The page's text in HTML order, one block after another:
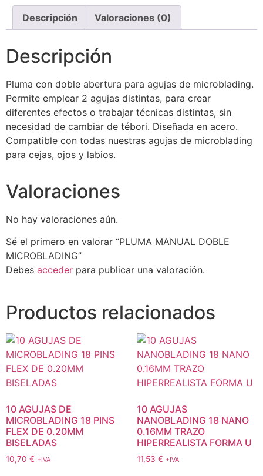
Descripción Valoraciones (0)
Descripción
Pluma con doble abertura para agujas de microblading.
Permite emplear 2 agujas distintas, para crear
diferentes efectos o trabajar técnicas distintas, sin
necesidad de cambiar de tébori. Diseñada en acero.
Compatible con todas nuestras agujas de microblading
para cejas, ojos y labios.
Valoraciones
No hay valoraciones aún.
Sé el primero en valorar “PLUMA MANUAL DOBLE
MICROBLADING”
Debes acceder para publicar una valoración.
Productos relacionados
10 AGUJAS DE
MICROBLADING 18 PINS
FLEX DE 0.20MM
BISELADAS
10,70 € +IVA
10 AGUJAS
NANOBLADING 18 NANO
0.16MM TRAZO
HIPERREALISTA FORMA U
11,53 € +IVA